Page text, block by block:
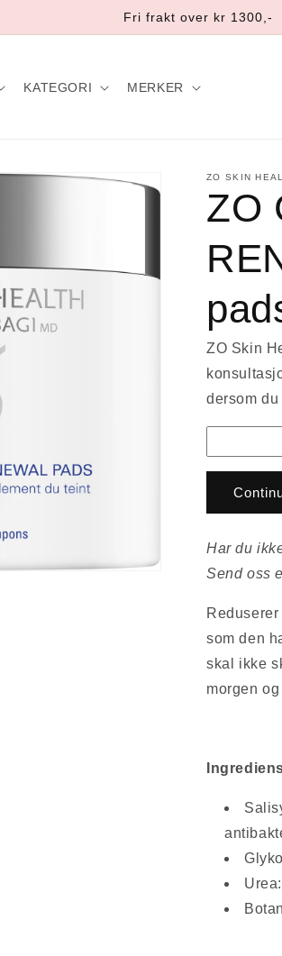
Fri frakt over kr 1300,-
KATEGORI MERKER
ZO SKIN
ZO
ZO Skin
dersom
Har du
Send oss
som den
skal ikke
morgen